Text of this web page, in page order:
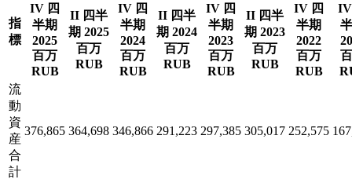
指
標
IV 四
半期
2025
百万
RUB
II 四半
期 2025
百万
RUB
IV 四
半期
2024
百万
RUB
II 四半
期 2024
百万
RUB
IV 四
半期
2023
百万
RUB
II 四半
期 2023
百万
RUB
IV 四
半期
2022
百万
RUB
流
動
資
産
合
計
376,865 364,698 346,866 291,223 297,385 305,017 252,575